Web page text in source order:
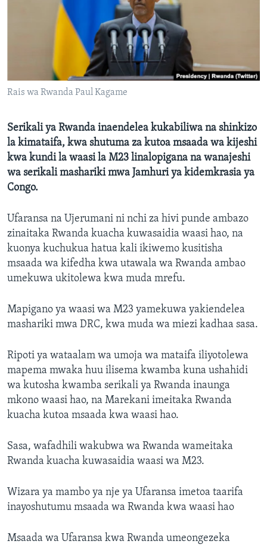
Rais wa Rwanda Paul Kagame
Serikali ya Rwanda inaendelea kukabiliwa na shinkizo
la kimataifa, kwa shutuma za kutoa msaada wa kijeshi
kwa kundi la waasi la M23 linalopigana na wanajeshi
wa serikali mashariki mwa Jamhuri ya kidemkrasia ya
Congo.
Ufaransa na Ujerumani ni nchi za hivi punde ambazo
zinaitaka Rwanda kuacha kuwasaidia waasi hao, na
kuonya kuchukua hatua kali ikiwemo kusitisha
msaada wa kifedha kwa utawala wa Rwanda ambao
umekuwa ukitolewa kwa muda mrefu.
Mapigano ya waasi wa M23 yamekuwa yakiendelea
mashariki mwa DRC, kwa muda wa miezi kadhaa sasa.
Ripoti ya wataalam wa umoja wa mataifa iliyotolewa
mapema mwaka huu ilisema kwamba kuna ushahidi
wa kutosha kwamba serikali ya Rwanda inaunga
mkono waasi hao, na Marekani imeitaka Rwanda
kuacha kutoa msaada kwa waasi hao.
Sasa, wafadhili wakubwa wa Rwanda wameitaka
Rwanda kuacha kuwasaidia waasi wa M23.
Wizara ya mambo ya nje ya Ufaransa imetoa taarifa
inayoshutumu msaada wa Rwanda kwa waasi hao
Msaada wa Ufaransa kwa Rwanda umeongezeka